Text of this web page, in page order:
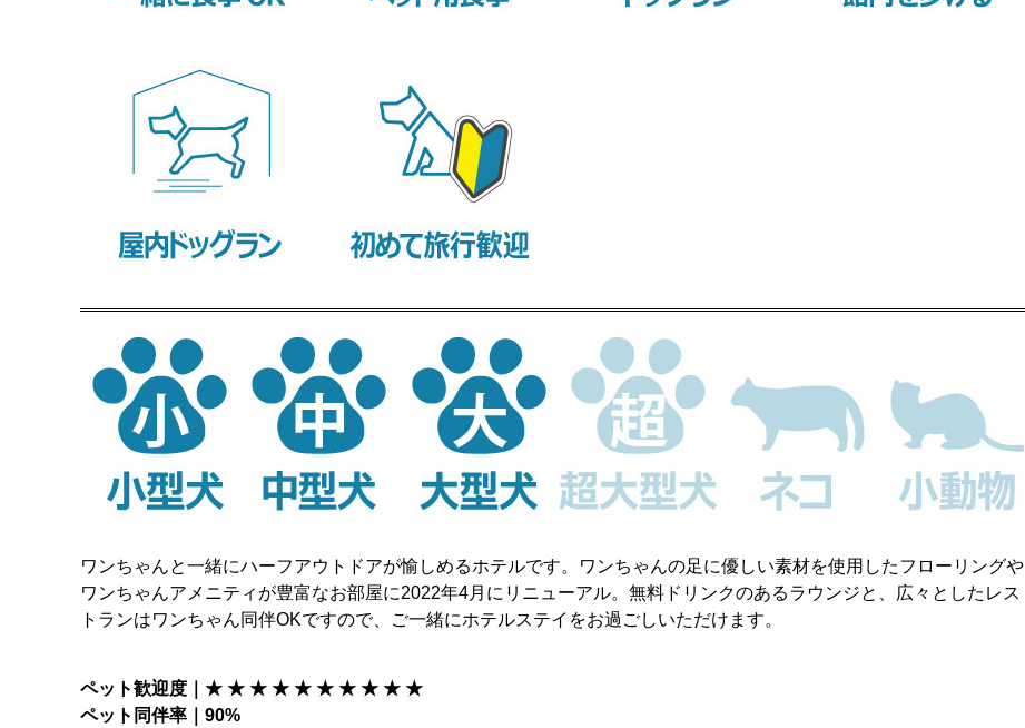
ワンちゃんと一緒にハーフアウトドアが愉しめるホテルです。ワンちゃんの足に優しい素材を使用したフローリングや
ワンちゃんアメニティが豊富なお部屋に2022年4月にリニューアル。無料ドリンクのあるラウンジと、広々としたレス
トランはワンちゃん同伴OKですので、ご一緒にホテルステイをお過ごしいただけます。
ペット歓迎度｜★ ★ ★ ★ ★ ★ ★ ★ ★ ★
ペット同伴率｜90%